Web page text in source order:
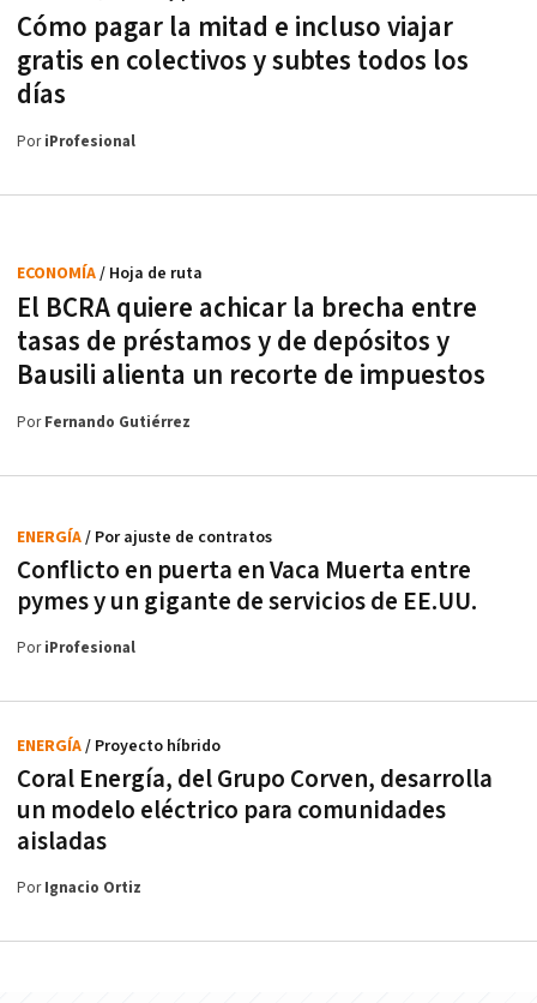
Cómo pagar la mitad e incluso viajar
gratis en colectivos y subtes todos los
días
PoriProfesional
El BCRA quiere achicar la brecha entre
tasas de préstamos y de depósitos y
Bausili alienta un recorte de impuestos
ECONOMÍA/ Hoja de ruta
PorFernando Gutiérrez
Conflicto en puerta en Vaca Muerta entre
pymes y un gigante de servicios de EE.UU.
ENERGÍA/ Por ajuste de contratos
PoriProfesional
Coral Energía, del Grupo Corven, desarrolla
un modelo eléctrico para comunidades
aisladas
ENERGÍA/ Proyecto híbrido
PorIgnacio Ortiz